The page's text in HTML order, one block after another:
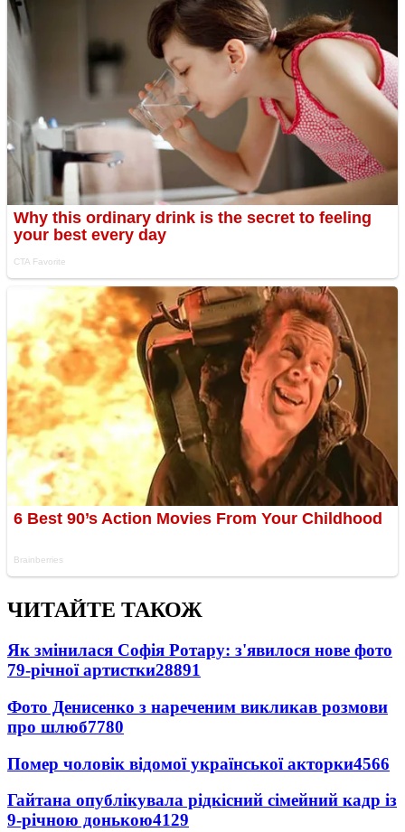
ЧИТАЙТЕ ТАКОЖ
Як змінилася Софія Ротару: з'явилося нове фото
79-річної артистки28891
Фото Денисенко з нареченим викликав розмови
про шлюб7780
Помер чоловік відомої української акторки4566
Гайтана опублікувала рідкісний сімейний кадр із
9-річною донькою4129